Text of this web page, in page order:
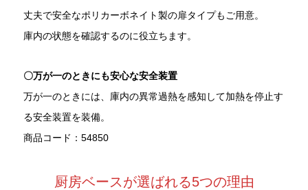
丈夫で安全なポリカーボネイト製の扉タイプもご用意。
庫内の状態を確認するのに役立ちます。
〇万が一のときにも安心な安全装置
万が一のときには、庫内の異常過熱を感知して加熱を停止す
る安全装置を装備。
商品コード：54850
厨房ベースが選ばれる5つの理由